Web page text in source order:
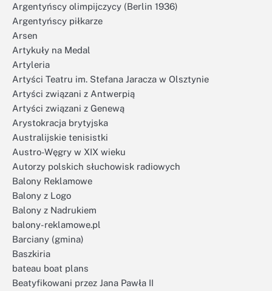
Argentyńscy olimpijczycy (Berlin 1936)
Argentyńscy piłkarze
Arsen
Artykuły na Medal
Artyleria
Artyści Teatru im. Stefana Jaracza w Olsztynie
Artyści związani z Antwerpią
Artyści związani z Genewą
Arystokracja brytyjska
Australijskie tenisistki
Austro-Węgry w XIX wieku
Autorzy polskich słuchowisk radiowych
Balony Reklamowe
Balony z Logo
Balony z Nadrukiem
balony-reklamowe.pl
Barciany (gmina)
Baszkiria
bateau boat plans
Beatyfikowani przez Jana Pawła II